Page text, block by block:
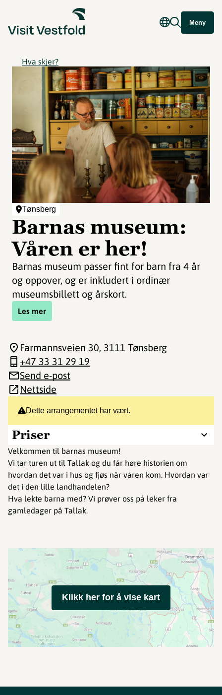
Meny
Hva skjer?
Tønsberg
Barnas museum:
Våren er her!
Barnas museum passer fint for barn fra 4 år
og oppover, og er inkludert i ordinær
museumsbillett og årskort.
Les mer
Dette arrangementet har vært.
Priser
Velkommen til barnas museum!
Vi tar turen ut til Tallak og du får høre historien om
hvordan det var i hus og fjøs når våren kom. Hvordan var
det i den lille landhandelen?
Hva lekte barna med? Vi prøver oss på leker fra
gamledager på Tallak.
Farmannsveien 30, 3111 Tønsberg
+47 33 31 29 19
Send e-post
Nettside
Klikk her for å vise kart